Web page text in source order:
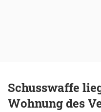
Schusswaffe
Wohnung des